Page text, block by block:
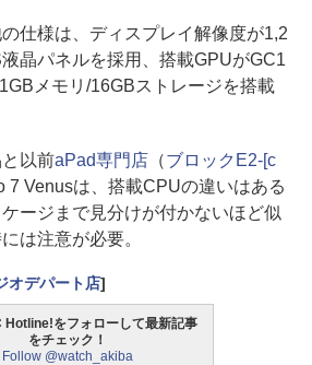
仕様は、ディスプレイ解像度が1,2
晶パネルを採用、搭載GPUがGC1
メモリ/16GBストレージを搭載
以前aPad専門店（ブロックE2-[c
7 Venusは、搭載CPUの違いはある
ージまで見分けが付かないほど似
は注意が必要。
オデパート店]
Hotline!をフォローして最新記事
をチェック！
Follow @watch_akiba